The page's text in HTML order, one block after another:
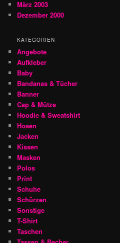
März 2003
Dezember 2000
KATEGORIEN
Angebote
Aufkleber
Baby
Bandanas & Tücher
Banner
Cap & Mütze
Hoodie & Sweatshirt
Hosen
Jacken
Kissen
Masken
Polos
Print
Schuhe
Schürzen
Sonstige
T-Shirt
Taschen